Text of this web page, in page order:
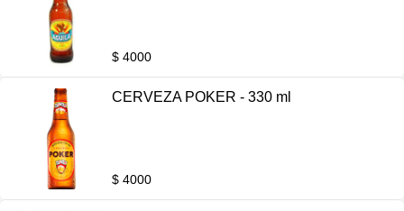
$ 4000
CERVEZA POKER - 330 ml
$ 4000